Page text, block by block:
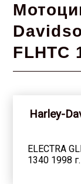
FLHTC
Harley-
ELECTRA
1340 1998